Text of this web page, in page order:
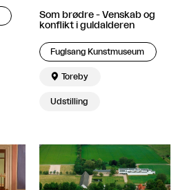
Som brødre - Venskab og
konflikt i guldalderen
Fuglsang Kunstmuseum
 Toreby
Udstilling